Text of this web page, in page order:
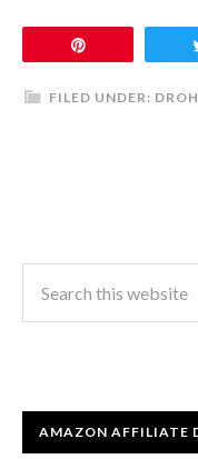
FILED UNDER:
AMAZON AFFILIATE